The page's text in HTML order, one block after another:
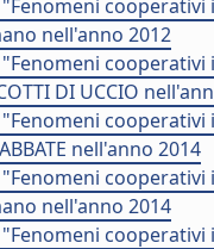
"Fenomeni
nell'anno 2012
"Fenomeni
DI UCCIO
"Fenomeni
nell'anno 2014
"Fenomeni
nell'anno 2014
"Fenomeni